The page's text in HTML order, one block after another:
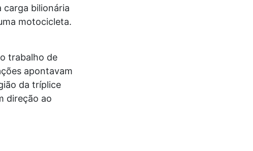
carga bilionária
motocicleta.
trabalho de
apontavam
da tríplice
direção ao